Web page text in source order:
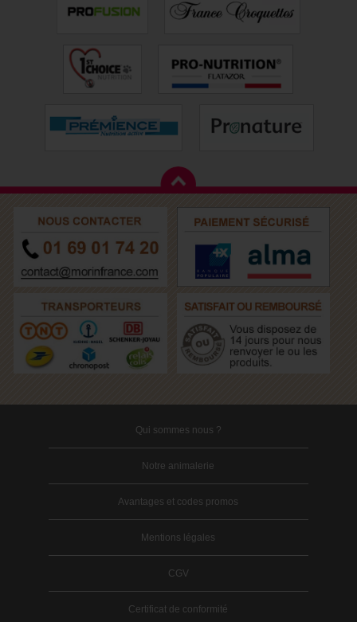
Qui sommes nous ?
Notre animalerie
Avantages et codes promos
Mentions légales
CGV
Certificat de conformité